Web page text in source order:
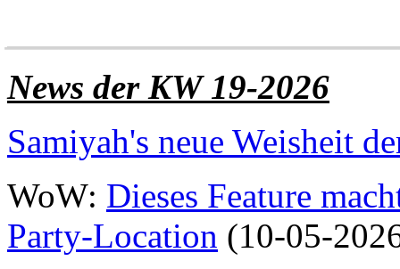
News der KW 19-2026
Samiyah's neue Weisheit
WoW: Dieses Feature
Party-Location (10-05-